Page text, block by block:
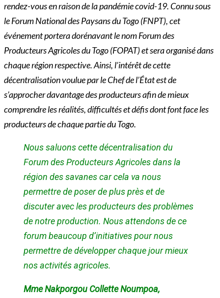
rendez-vous en raison de la pandémie covid-19. Connu sous
le Forum National des Paysans du Togo (FNPT), cet
événement portera dorénavant le nom Forum des
Producteurs Agricoles du Togo (FOPAT) et sera organisé dans
chaque région respective. Ainsi, l’intérêt de cette
décentralisation voulue par le Chef de l’État est de
s’approcher davantage des producteurs afin de mieux
comprendre les réalités, difficultés et défis dont font face les
producteurs de chaque partie du Togo.
Nous saluons cette décentralisation du
Forum des Producteurs Agricoles dans la
région des savanes car cela va nous
permettre de poser de plus près et de
discuter avec les producteurs des problèmes
de notre production. Nous attendons de ce
forum beaucoup d’initiatives pour nous
permettre de développer chaque jour mieux
nos activités agricoles.
Mme Nakporgou Collette Noumpoa,